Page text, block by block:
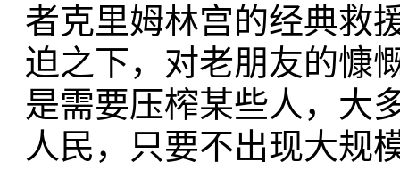
者克里姆林宫的经典救
迫之下，对老朋友的慷
是需要压榨某些人，大
人民，只要不出现大规